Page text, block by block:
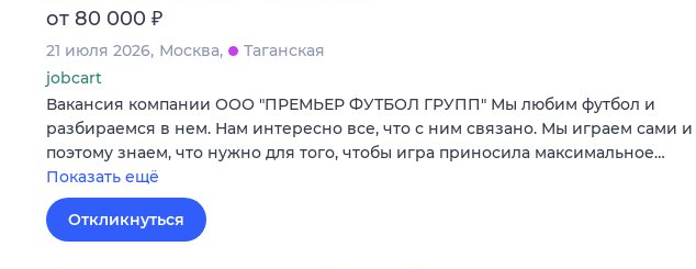
от 80 000 ₽
21 июля 2026 Москва
Таганская
jobcart
Вакансия компании ООО "ПРЕМЬЕР ФУТБОЛ ГРУПП" Мы любим футбол и
разбираемся в нем. Нам интересно все, что с ним связано. Мы играем сами и
поэтому знаем, что нужно для того, чтобы игра приносила максимальное…
Показать ещё
Откликнуться